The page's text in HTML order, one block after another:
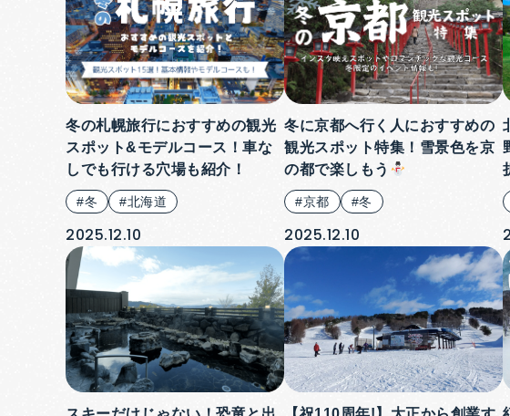
冬の札幌旅行におすすめの観光
スポット&モデルコース！車な
しでも行ける穴場も紹介！
#冬 #北海道
2025.12.10
冬に京都へ行く人におすすめの
観光スポット特集！雪景色を京
の都で楽しもう
#京都 #冬
2025.12.10